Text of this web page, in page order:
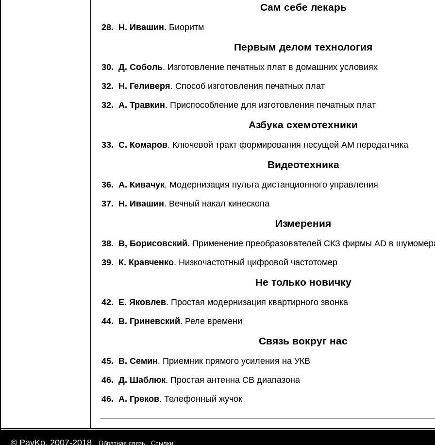
Сам себе лекарь
28. Н. Ивашин. Биоритм
Первым делом технология
30. Д. Соболь. Изготовление печатных плат в домашних условиях
32. Н. Геливеря. Способ изготовления печатных плат
32. А. Травкин. Приспособление для изготовления печатных плат
Азбука схемотехники
33. С. Комаров. Ключевой тракт формирования несущей АМ передатчика
Видеотехника
36. А. Кивачук. Модернизация пульта дистанционного управления
37. Н. Ивашин. Вечный накал кинескопа
Измерения
38. В, Борисовский. Применение преобразователей СКЗ фирмы AD в
39. К. Кравченко. Низкочастотный цифровой частотомер
Не только новичку
42. Е. Яковлев. Простая модернизация квартирного звонка
44. В. Гриневский. Реле времени
Связь вокруг нас
45. В. Семин. Приемник прямого усиления на УКВ
46. Д. Шаблюк. Простая антенна СВ диапазона
46. А. Греков. Телефонный жучок
© PavKo, 2007-2018 Обратная связь Ссылки